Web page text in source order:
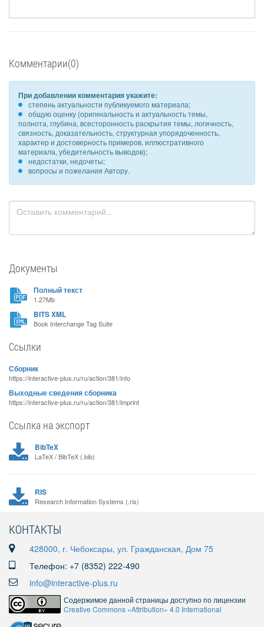
Комментарии(0)
При добавлении комментария укажите:
степень актуальности публикуемого материала;
общую оценку (оригинальность и актуальность темы,
полнота, глубина, всесторонность раскрытия темы, логичность,
связность, доказательность, структурная упорядоченность,
характер и достоверность примеров, иллюстративного
материала, убедительность выводов);
недостатки, недочеты;
вопросы и пожелания Автору.
Документы
Полный текст
1.27Mb
BITS XML
Book Interchange Tag Suite
Ссылки
Сборник
https://interactive-plus.ru/ru/action/381/info
Выходные сведения сборника
https://interactive-plus.ru/ru/action/381/imprint
Ссылка на экспорт
BibTeX
LaTeX / BibTeX (.bib)
RIS
Research Information Systems (.ris)
КОНТАКТЫ
428000, г. Чебоксары, ул. Гражданская, Дом 75
Телефон: +7 (8352) 222-490
info@interactive-plus.ru
Содержимое данной страницы доступно по лицензии
Creative Commons «Attribution» 4.0 International